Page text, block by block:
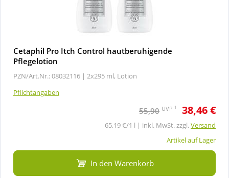
Cetaphil Pro Itch Control hautberuhigende
Pflegelotion
PZN/Art.Nr.: 08032116 | 2x295 ml, Lotion
Pflichtangaben
55,90 UVP 1 38,46 €
65,19 €/1 l | inkl. MwSt. zzgl.Versand
Artikel auf Lager
In den Warenkorb